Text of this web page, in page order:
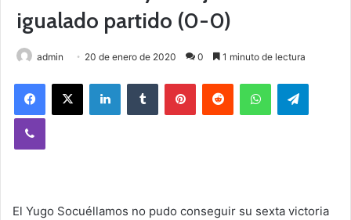
igualado partido (0-0)
admin 20 de enero de 2020 0 1 minuto de lectura
El Yugo Socuéllamos no pudo conseguir su sexta victoria